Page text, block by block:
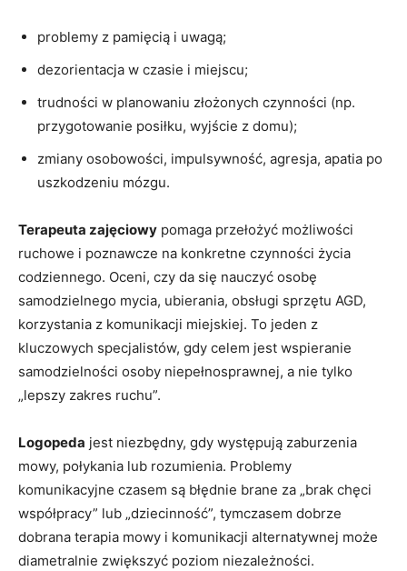
problemy z pamięcią i uwagą;
dezorientacja w czasie i miejscu;
trudności w planowaniu złożonych czynności (np.
przygotowanie posiłku, wyjście z domu);
zmiany osobowości, impulsywność, agresja, apatia po
uszkodzeniu mózgu.
Terapeuta zajęciowy pomaga przełożyć możliwości
ruchowe i poznawcze na konkretne czynności życia
codziennego. Oceni, czy da się nauczyć osobę
samodzielnego mycia, ubierania, obsługi sprzętu AGD,
korzystania z komunikacji miejskiej. To jeden z
kluczowych specjalistów, gdy celem jest wspieranie
samodzielności osoby niepełnosprawnej, a nie tylko
„lepszy zakres ruchu”.
Logopeda jest niezbędny, gdy występują zaburzenia
mowy, połykania lub rozumienia. Problemy
komunikacyjne czasem są błędnie brane za „brak chęci
współpracy” lub „dziecinność”, tymczasem dobrze
dobrana terapia mowy i komunikacji alternatywnej może
diametralnie zwiększyć poziom niezależności.